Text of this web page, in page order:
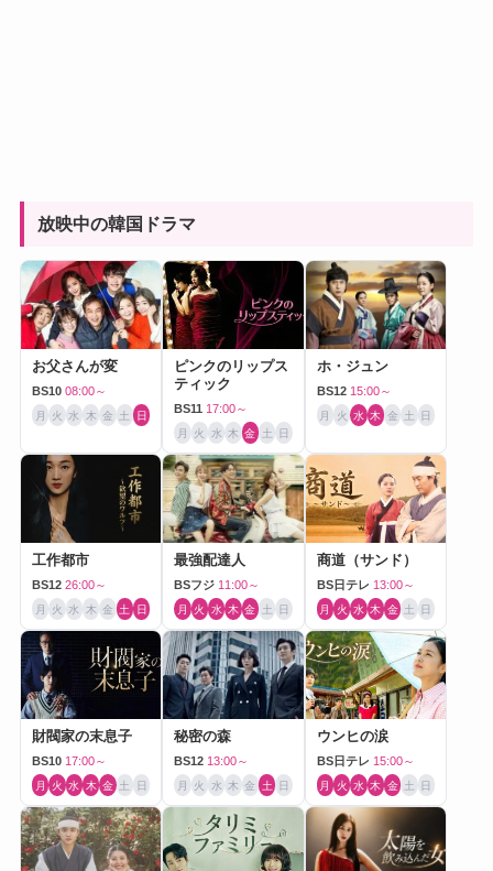
放映中の韓国ドラマ
お父さんが変
BS10 08:00～
月 火 水 木 金 土 日
ピンクのリップス
ティック
BS11 17:00～
月 火 水 木 金 土 日
ホ・ジュン
BS12 15:00～
月 火 水 木 金 土 日
工作都市
BS12 26:00～
月 火 水 木 金 土 日
最強配達人
BSフジ 11:00～
月 火 水 木 金 土 日
商道（サンド）
BS日テレ 13:00～
月 火 水 木 金 土 日
財閥家の末息子
BS10 17:00～
月 火 水 木 金 土 日
秘密の森
BS12 13:00～
月 火 水 木 金 土 日
ウンヒの涙
BS日テレ 15:00～
月 火 水 木 金 土 日